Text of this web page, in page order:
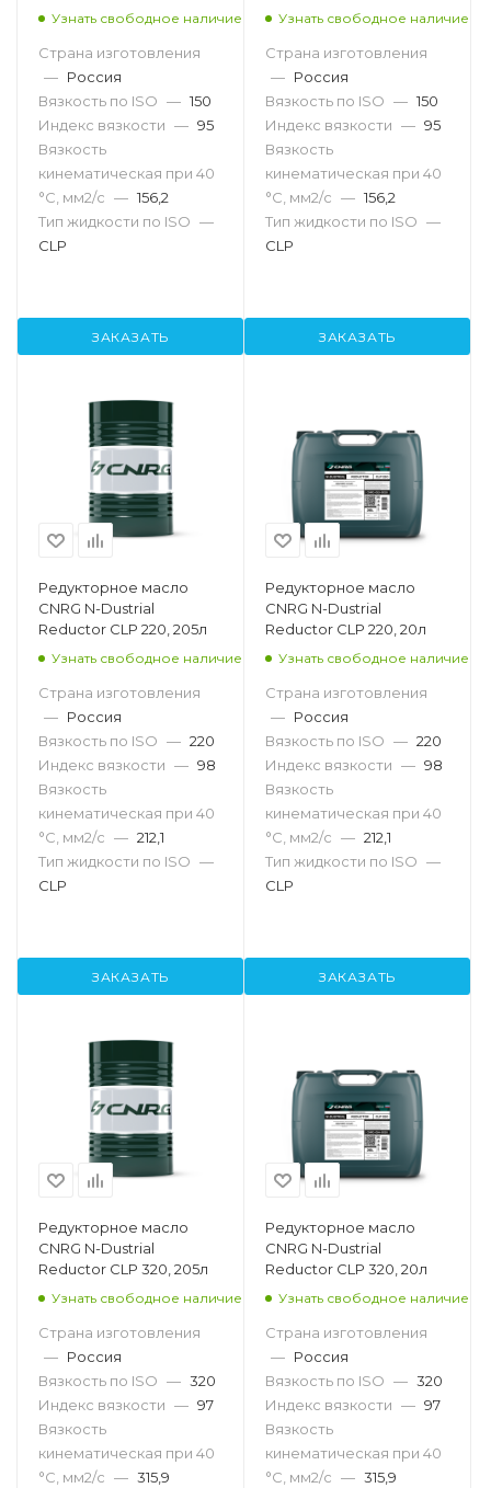
Узнать свободное наличие
Страна изготовления
— Россия
Вязкость по ISO — 150
Индекс вязкости — 95
Вязкость
кинематическая при 40
°С, мм2/с — 156,2
Тип жидкости по ISO —
CLP
ЗАКАЗАТЬ
Узнать свободное наличие
Страна изготовления
— Россия
Вязкость по ISO — 150
Индекс вязкости — 95
Вязкость
кинематическая при 40
°С, мм2/с — 156,2
Тип жидкости по ISO —
CLP
ЗАКАЗАТЬ
Редукторное масло
CNRG N-Dustrial
Reductor CLP 220, 205л
Узнать свободное наличие
Страна изготовления
— Россия
Вязкость по ISO — 220
Индекс вязкости — 98
Вязкость
кинематическая при 40
°С, мм2/с — 212,1
Тип жидкости по ISO —
CLP
ЗАКАЗАТЬ
Редукторное масло
CNRG N-Dustrial
Reductor CLP 220, 20л
Узнать свободное наличие
Страна изготовления
— Россия
Вязкость по ISO — 220
Индекс вязкости — 98
Вязкость
кинематическая при 40
°С, мм2/с — 212,1
Тип жидкости по ISO —
CLP
ЗАКАЗАТЬ
Редукторное масло
CNRG N-Dustrial
Reductor CLP 320, 205л
Узнать свободное наличие
Страна изготовления
— Россия
Вязкость по ISO — 320
Индекс вязкости — 97
Вязкость
кинематическая при 40
°С, мм2/с — 315,9
Редукторное масло
CNRG N-Dustrial
Reductor CLP 320, 20л
Узнать свободное наличие
Страна изготовления
— Россия
Вязкость по ISO — 320
Индекс вязкости — 97
Вязкость
кинематическая при 40
°С, мм2/с — 315,9